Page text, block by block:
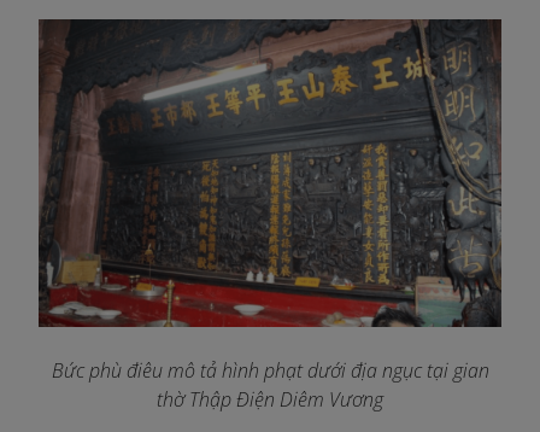
Bức phù điêu mô tả hình phạt dưới địa ngục tại gian
thờ Thập Điện Diêm Vương